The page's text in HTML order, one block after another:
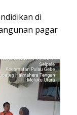
di
pagar